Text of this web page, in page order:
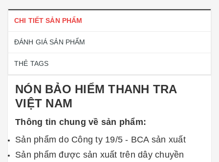
CHI TIẾT SẢN PHẨM
ĐÁNH GIÁ SẢN PHẨM
THẺ TAGS
NÓN BẢO HIỂM THANH TRA
VIỆT NAM
Thông tin chung về sản phẩm:
Sản phẩm do Công ty 19/5 - BCA sản xuất
Sản phẩm được sản xuất trên dây chuyền